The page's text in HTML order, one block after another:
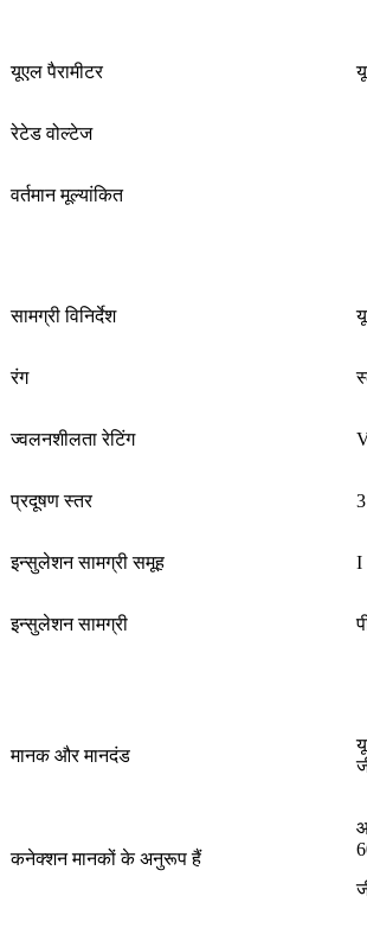
यूएल पैरामीटर
रेटेड वोल्टेज
वर्तमान मूल्यांकित
सामग्री विनिर्देश
रंग
ज्वलनशीलता रेटिंग
प्रदूषण स्तर 3
इन्सुलेशन सामग्री समूह I
इन्सुलेशन सामग्री
मानक और मानदंड
कनेक्शन मानकों के अनुरूप हैं